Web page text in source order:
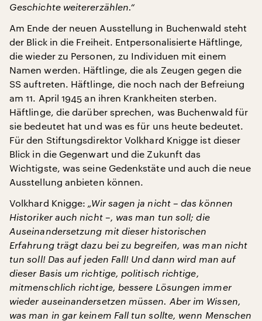
Geschichte weitererzählen.“
Am Ende der neuen Ausstellung in Buchenwald steht
der Blick in die Freiheit. Entpersonalisierte Häftlinge,
die wieder zu Personen, zu Individuen mit einem
Namen werden. Häftlinge, die als Zeugen gegen die
SS auftreten. Häftlinge, die noch nach der Befreiung
am 11. April 1945 an ihren Krankheiten sterben.
Häftlinge, die darüber sprechen, was Buchenwald für
sie bedeutet hat und was es für uns heute bedeutet.
Für den Stiftungsdirektor Volkhard Knigge ist dieser
Blick in die Gegenwart und die Zukunft das
Wichtigste, was seine Gedenkstäte und auch die neue
Ausstellung anbieten können.
Volkhard Knigge: „Wir sagen ja nicht – das können
Historiker auch nicht –, was man tun soll; die
Auseinandersetzung mit dieser historischen
Erfahrung trägt dazu bei zu begreifen, was man nicht
tun soll! Das auf jeden Fall! Und dann wird man auf
dieser Basis um richtige, politisch richtige,
mitmenschlich richtige, bessere Lösungen immer
wieder auseinandersetzen müssen. Aber im Wissen,
was man in gar keinem Fall tun sollte, wenn Menschen